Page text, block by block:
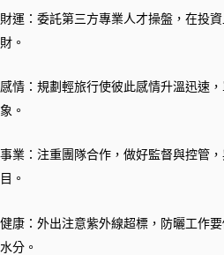
財運：委託第三方專業人才操盤，在投
財。
感情：規劃輕旅行使彼此感情升溫迅速
象。
事業：注重團隊合作，做好監督與控管
目。
健康：外出注意紫外線超標，防曬工作
水分。